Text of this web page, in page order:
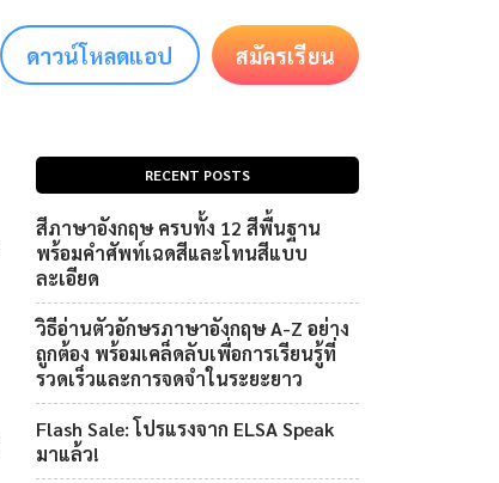
ดาวน์โหลดแอป สมัครเรียน
RECENT POSTS
สีภาษาอังกฤษ ครบทั้ง 12 สีพื้นฐาน
พร้อมคำศัพท์เฉดสีและโทนสีแบบ
ละเอียด
วิธีอ่านตัวอักษรภาษาอังกฤษ A-Z อย่าง
ถูกต้อง พร้อมเคล็ดลับเพื่อการเรียนรู้ที่
รวดเร็วและการจดจำในระยะยาว
Flash Sale: โปรแรงจาก ELSA Speak
มาแล้ว!